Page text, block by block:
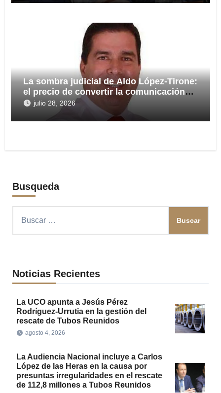
La sombra judicial de Aldo López-Tirone:
el precio de convertir la comunicación
en arma
julio 28, 2026
Busqueda
Noticias Recientes
La UCO apunta a Jesús Pérez
Rodríguez-Urrutia en la gestión del
rescate de Tubos Reunidos
agosto 4, 2026
La Audiencia Nacional incluye a Carlos
López de las Heras en la causa por
presuntas irregularidades en el rescate
de 112,8 millones a Tubos Reunidos